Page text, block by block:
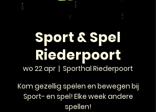
Sport & Spel
Riederpoort
wo 22 apr
  |
Sporthal Riederpoort
Kom gezellig spelen en bewegen bij
Sport- en spel! Elke week andere
spellen!